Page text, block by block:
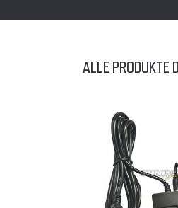
ALLE PRODUKTE